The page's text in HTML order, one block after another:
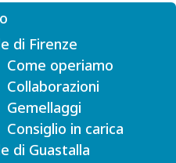
di Firenze
Come operiamo
Collaborazioni
Gemellaggi
Consiglio in carica
di Guastalla